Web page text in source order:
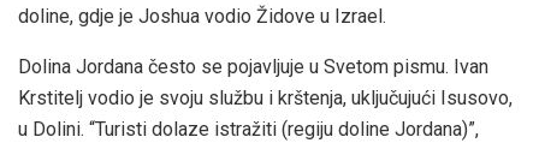
doline, gdje je Joshua vodio Židove u Izrael.
Dolina Jordana često se pojavljuje u Svetom pismu. Ivan
Krstitelj vodio je svoju službu i krštenja, uključujući Isusovo,
u Dolini. “Turisti dolaze istražiti (regiju doline Jordana)”,